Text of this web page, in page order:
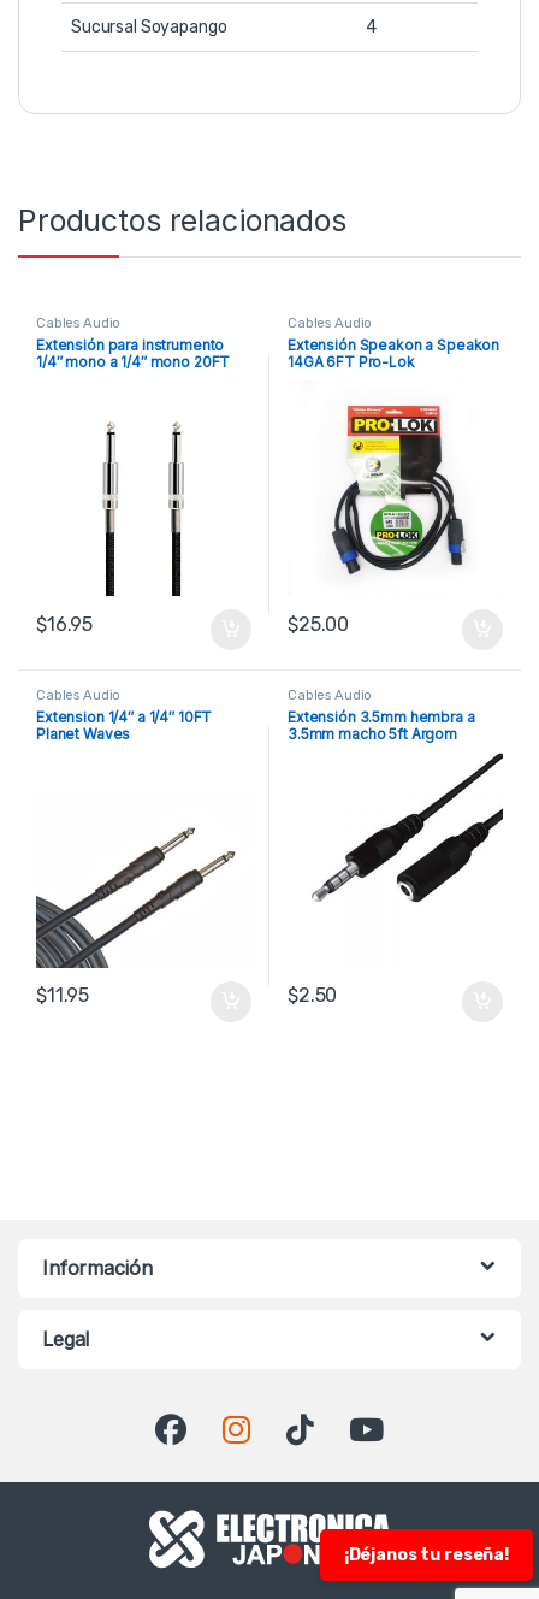
Sucursal Soyapango 4
Productos relacionados
Cables Audio
Extensión para instrumento
1/4″ mono a 1/4″ mono 20FT
$16.95
Cables Audio
Extensión Speakon a Speakon
14GA 6FT Pro-Lok
$25.00
Cables Audio
Extension 1/4″ a 1/4″ 10FT
Planet Waves
$11.95
Cables Audio
Extensión 3.5mm hembra a
3.5mm macho 5ft Argom
$2.50
Información
Legal
¡Déjanos tu reseña!